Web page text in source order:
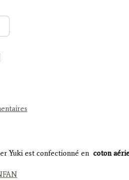
Yuki est confectionné en coton